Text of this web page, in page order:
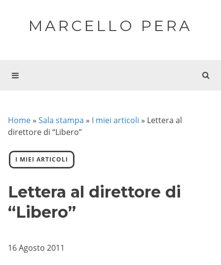
MARCELLO PERA
Home » Sala stampa » I miei articoli » Lettera al
direttore di “Libero”
I MIEI ARTICOLI
Lettera al direttore di
“Libero”
16 Agosto 2011